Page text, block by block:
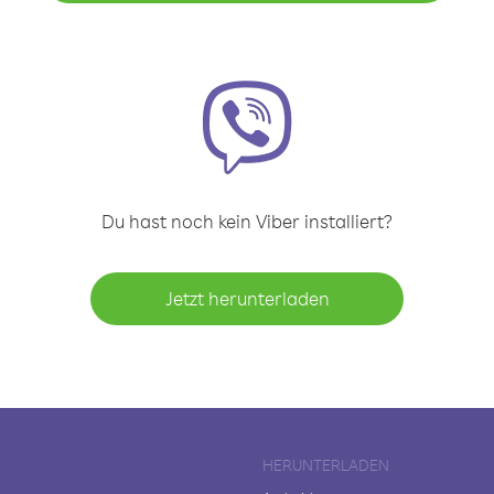
Du hast noch kein Viber installiert?
Jetzt herunterladen
HERUNTERLADEN